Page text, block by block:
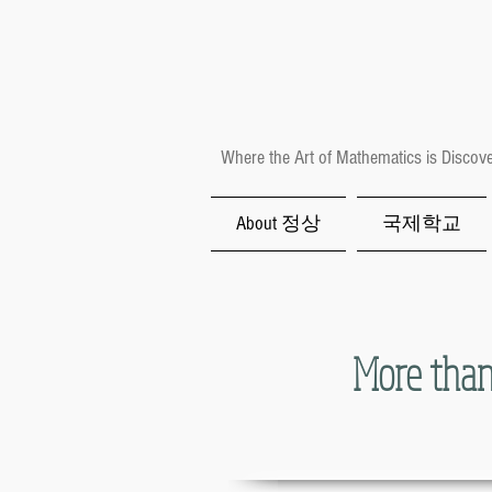
Where the Art of Mathematics is
About 정상 국제학교
More